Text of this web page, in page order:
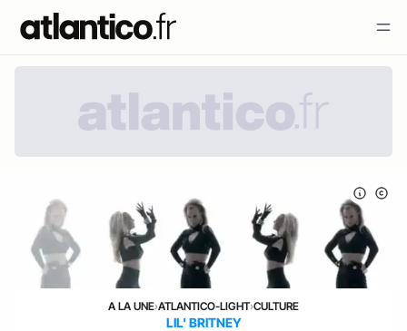
A LA UNE›ATLANTICO-LIGHT›CULTURE
LIL' BRITNEY